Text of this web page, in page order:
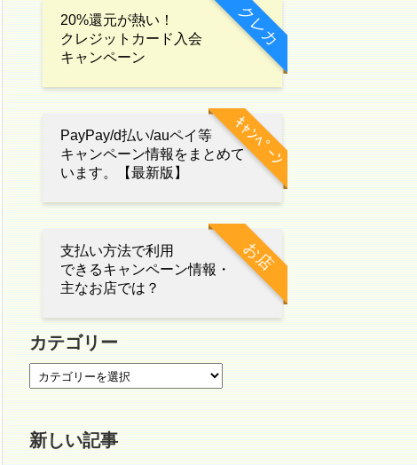
クレカ
20%還元が熱い！
クレジットカード入会
キャンペーン
ｷｬﾝﾍﾟｰﾝ
PayPay/d払い/auペイ等
キャンペーン情報をまとめて
います。【最新版】
お店
支払い方法で利用
できるキャンペーン情報・
主なお店では？
カテゴリー
新しい記事